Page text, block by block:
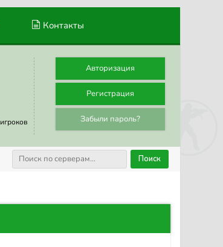
Контакты
игроков
Авторизация
Регистрация
Забыли пароль?
Поиск